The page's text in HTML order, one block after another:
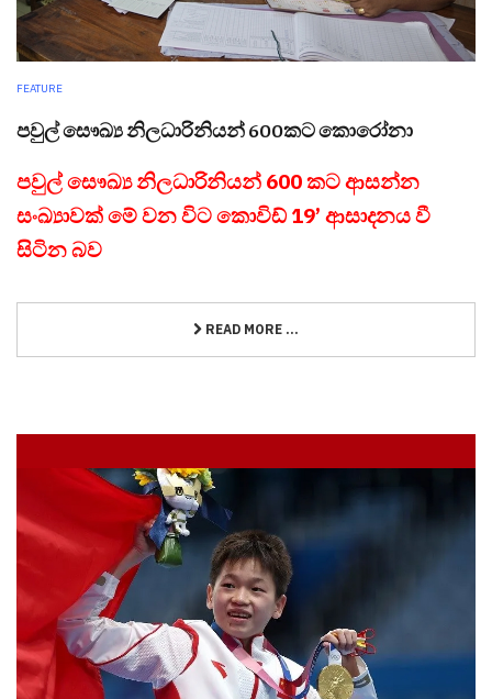
FEATURE
පවුල් සෞඛ්‍ය නිලධාරිනියන් 600කට කොරෝනා
පවුල් සෞඛ්‍ය නිලධාරිනියන් 600 කට ආසන්න
සංඛ්‍යාවක් මේ වන විට කොවිඩ් 19’ ආසාදනය වී
සිටින බව
READ MORE ...